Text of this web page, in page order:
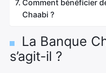
Comment bénéficier
Chaabi ?
La Banque
s’agit-il ?